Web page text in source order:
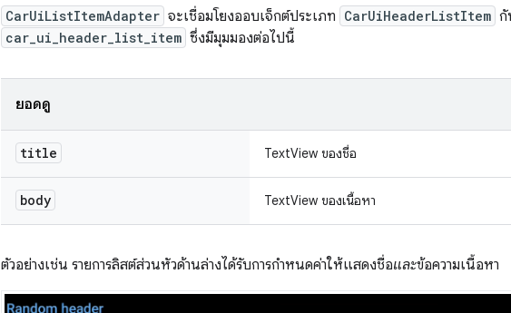
CarUiListItemAdapter จะเชื่อมโยงออบเจ็กต์ประเภท CarUiHeaderListItem กั
car_ui_header_list_item ซึ่งมีมุมมองต่อไปนี้
ยอดดู
title TextView ของชื่อ
body TextView ของเนื้อหา
ตัวอย่างเช่น รายการลิสต์ส่วนหัวด้านล่างได้รับการกําหนดค่าให้แสดงชื่อและข้อความเนื้อหา